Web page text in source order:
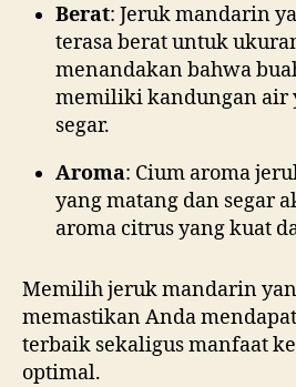
Berat: Jeruk mandarin
terasa berat untuk
menandakan bahwa
memiliki kandungan air
segar.
Aroma: Cium aroma
yang matang dan segar
aroma citrus yang kuat
Memilih jeruk mandarin
memastikan Anda
terbaik sekaligus manfaat
optimal.